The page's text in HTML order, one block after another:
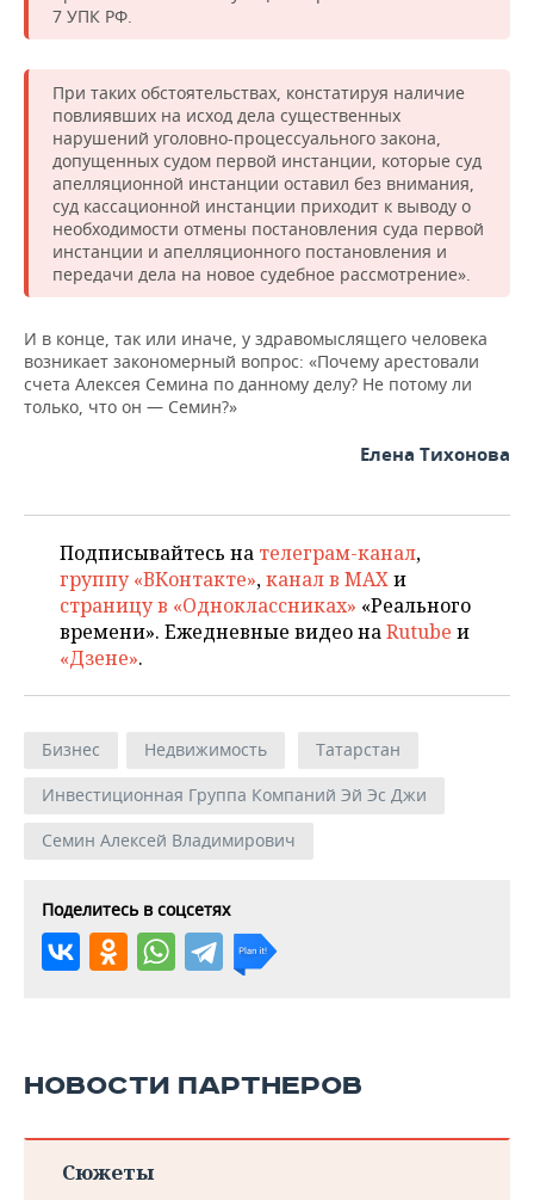
7 УПК РФ.
При таких обстоятельствах, констатируя наличие
повлиявших на исход дела существенных
нарушений уголовно-процессуального закона,
допущенных судом первой инстанции, которые суд
апелляционной инстанции оставил без внимания,
суд кассационной инстанции приходит к выводу о
необходимости отмены постановления суда первой
инстанции и апелляционного постановления и
передачи дела на новое судебное рассмотрение».
И в конце, так или иначе, у здравомыслящего человека
возникает закономерный вопрос: «Почему арестовали
счета Алексея Семина по данному делу? Не потому ли
только, что он — Семин?»
Елена Тихонова
Подписывайтесь на телеграм-канал,
группу «ВКонтакте»,канал в MAXи
страницу в «Одноклассниках» «Реального
времени». Ежедневные видео наRutube и
«Дзене».
Бизнес Недвижимость
Татарстан
Инвестиционная Группа Компаний Эй Эс Джи
Семин Алексей Владимирович
Поделитесь в соцсетях
НОВОСТИ ПАРТНЕРОВ
Сюжеты